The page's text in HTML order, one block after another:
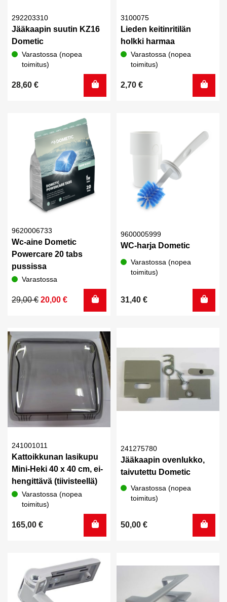
292203310
Jääkaapin suutin KZ16
Dometic
Varastossa (nopea
toimitus)
28,60 €
3100075
Lieden keitinritilän
holkki harmaa
Varastossa (nopea
toimitus)
2,70 €
9620006733
Wc-aine Dometic
Powercare 20 tabs
pussissa
Varastossa
29,00€
Alkuperäinen
29,00 €.
20,00 €
Nykyinen
20,00 €.
9600005999
WC-harja Dometic
Varastossa (nopea
toimitus)
31,40 €
241001011
Kattoikkunan lasikupu
Mini-Heki 40 x 40 cm, ei-
hengittävä (tiivisteellä)
Varastossa (nopea
toimitus)
165,00 €
241275780
Jääkaapin ovenlukko,
taivutettu Dometic
Varastossa (nopea
toimitus)
50,00 €